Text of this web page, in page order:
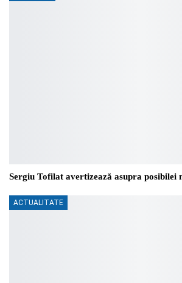
Sergiu Tofilat avertizează asupra
ACTUALITATE